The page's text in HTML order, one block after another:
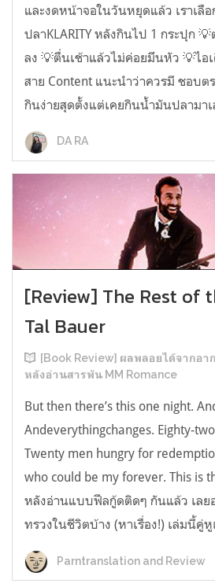
และงดหน้าจอในวันหยุดแล้ว เราเลื
ปลาKLARITY หลังกินไป 1 กระปุก
ลง 💡ตื่นเช้าแล้วไม่ค่อยมึนหัว 💡ไอ
สาย Content แนะนำว่าควรมี ชอบต
กินง่ายสุดตั้งแต่เคยกินน้ำมันปลามาเ
DA RA
[Review] The Rest of
Tal Bauer
[Book Review] ผลพลอยได้จากอา
หลังอ่านสารพัน MM Romance
But then there’s this one night.
Andeverythingchanges. Eighty-
Twenty men hungry for
who could be my forever. This is
หลังอ่านแบบฟีลกู้ดติดๆ กันแล้ว เลย
ทรวงในชีวิตบ้าง (หาเรื่อง!) เล่มนี้คู่หู
Parntranslation and Review